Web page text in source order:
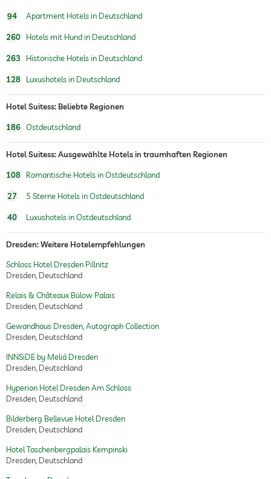
94 Apartment Hotels in Deutschland
260 Hotels mit Hund in Deutschland
263 Historische Hotels in Deutschland
128 Luxushotels in Deutschland
Hotel Suitess: Beliebte Regionen
186 Ostdeutschland
Hotel Suitess: Ausgewählte Hotels in traumhaften Regionen
108 Romantische Hotels in Ostdeutschland
27 5 Sterne Hotels in Ostdeutschland
40 Luxushotels in Ostdeutschland
Dresden: Weitere Hotelempfehlungen
Schloss Hotel Dresden Pillnitz
Dresden, Deutschland
Relais & Châteaux Bülow Palais
Dresden, Deutschland
Gewandhaus Dresden, Autograph Collection
Dresden, Deutschland
INNSiDE by Meliá Dresden
Dresden, Deutschland
Hyperion Hotel Dresden Am Schloss
Dresden, Deutschland
Bilderberg Bellevue Hotel Dresden
Dresden, Deutschland
Hotel Taschenbergpalais Kempinski
Dresden, Deutschland